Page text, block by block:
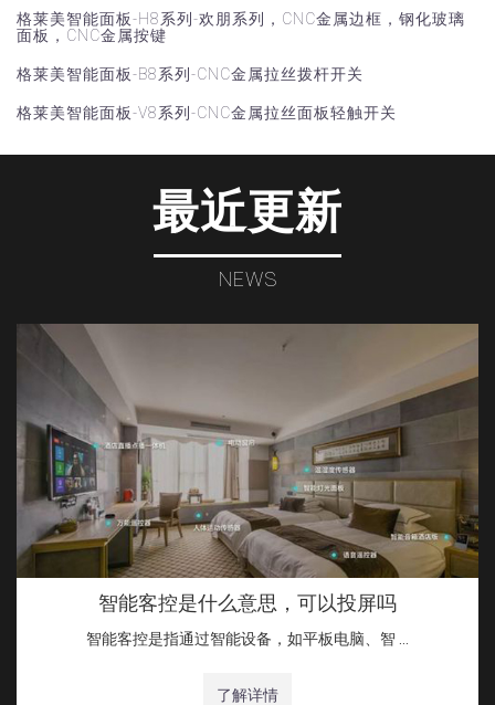
格莱美智能面板-H8系列-欢朋系列，CNC金属边框，钢化玻璃
面板，CNC金属按键
格莱美智能面板-B8系列-CNC金属拉丝拨杆开关
格莱美智能面板-V8系列-CNC金属拉丝面板轻触开关
最近更新
NEWS
智能客控是什么意思，可以投屏吗
智能客控是指通过智能设备，如平板电脑、智 …
了解详情